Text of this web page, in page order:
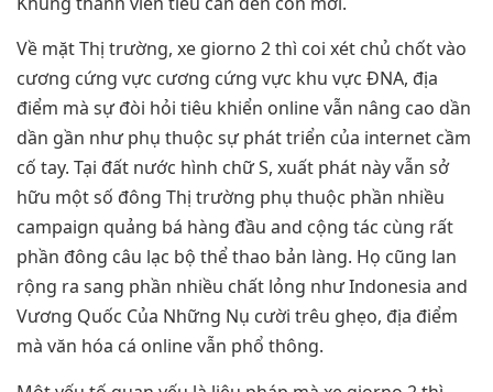
Về mặt Thị trường, xe giorno 2 thì coi xét chủ chốt vào
cương cứng vực cương cứng vực khu vực ĐNA, địa
điểm mà sự đòi hỏi tiêu khiển online vẫn nâng cao dần
dần gần như phụ thuộc sự phát triển của internet cầm
cố tay. Tại đất nước hình chữ S, xuất phát này vẫn sở
hữu một số đông Thị trường phụ thuộc phần nhiều
campaign quảng bá hàng đầu and cộng tác cùng rất
phần đông câu lạc bộ thể thao bản làng. Họ cũng lan
rộng ra sang phần nhiều chất lỏng như Indonesia and
Vương Quốc Của Những Nụ cười trêu ghẹo, địa điểm
mà văn hóa cá online vẫn phổ thông.